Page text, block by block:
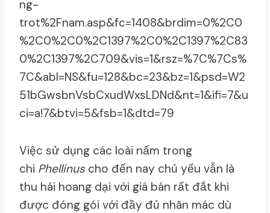
ng-
trot%2Fnam.asp&fc=1408&brdim=0%2C0
%2C0%2C0%2C1397%2C0%2C1397%2C83
0%2C1397%2C709&vis=1&rsz=%7C%7Cs%
7C&abl=NS&fu=128&bc=23&bz=1&psd=W2
51bGwsbnVsbCxudWxsLDNd&nt=1&ifi=7&u
ci=a!7&btvi=5&fsb=1&dtd=79
Việc sử dụng các loài nấm trong
chi Phellinus cho đến nay chủ yếu vẫn là
thu hái hoang dại với giá bán rất đắt khi
được đóng gói với đầy đủ nhãn mác dù